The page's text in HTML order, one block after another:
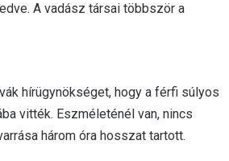
A vadász társai többször a
hírügynökséget, hogy a férfi súlyos
vitték. Eszméleténél van, nincs
három óra hosszat tartott.